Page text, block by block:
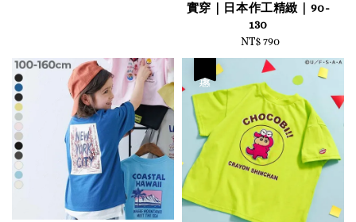
實穿｜日本作工精緻｜90-
130
Regular
price
NT$ 790